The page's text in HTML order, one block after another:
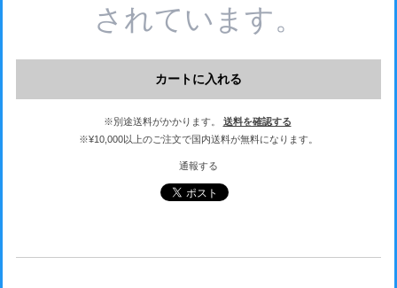
されています。
カートに入れる
※別途送料がかかります。
送料を確認する
※¥10,000以上のご注文で国内送料が無料になります。
通報する